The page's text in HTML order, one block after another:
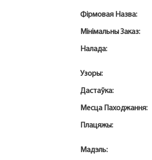
Фірмовая Назва:
Мінімальны Заказ:
Налада:
Узоры:
Дастаўка:
Месца Паходжання:
Плацяжы:
Мадэль: